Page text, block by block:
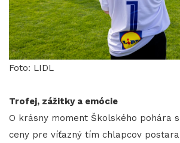
Foto: LIDL
Trofej, zážitky a emócie
O krásny moment Školského pohára
ceny pre víťazný tím chlapcov